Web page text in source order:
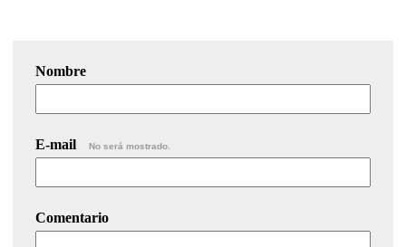
Nombre
E-mail No será mostrado.
Comentario